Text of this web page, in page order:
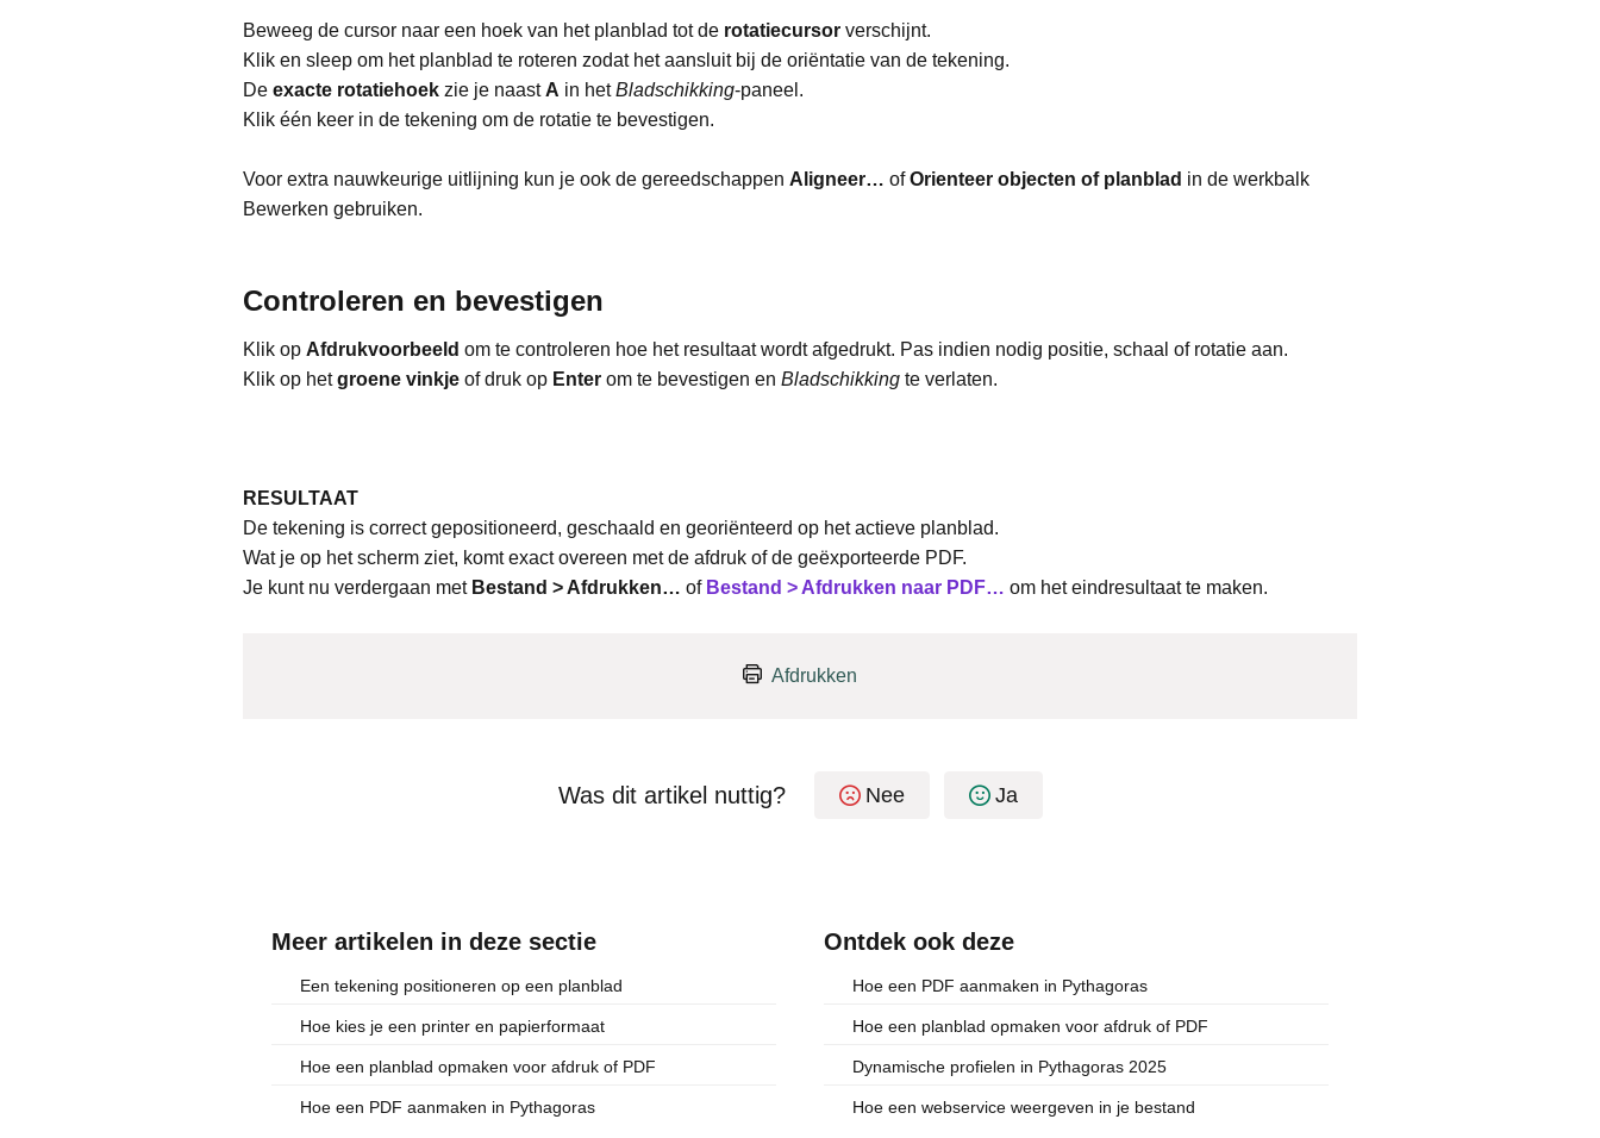
Beweeg de cursor naar een hoek van het planblad tot de rotatiecursor verschijnt.
Klik en sleep om het planblad te roteren zodat het aansluit bij de oriëntatie van de tekening.
De exacte rotatiehoek zie je naast A in hetBladschikking-paneel.
Klik één keer in de tekening om de rotatie te bevestigen.
Voor extra nauwkeurige uitlijning kun je ook de gereedschappen Aligneer… ofOrienteer objecten of planblad in de werkbalk
Bewerken gebruiken.
Controleren en bevestigen
Klik op Afdrukvoorbeeld om te controleren hoe het resultaat wordt afgedrukt. Pas indien nodig positie, schaal of rotatie aan.
Klik op hetgroene vinkje of druk op Enter om te bevestigen en Bladschikking te verlaten.
RESULTAAT
De tekening is correct gepositioneerd, geschaald en georiënteerd op het actieve planblad.
Wat je op het scherm ziet, komt exact overeen met de afdruk of de geëxporteerde PDF.
Je kunt nu verdergaan met Bestand > Afdrukken… of Bestand > Afdrukken naar PDF… om het eindresultaat te maken.
Afdrukken
Was dit artikel nuttig? Nee Ja
Meer artikelen in deze sectie
Een tekening positioneren op een planblad
Hoe kies je een printer en papierformaat
Hoe een planblad opmaken voor afdruk of PDF
Hoe een PDF aanmaken in Pythagoras
Ontdek ook deze
Hoe een PDF aanmaken in Pythagoras
Hoe een planblad opmaken voor afdruk of PDF
Dynamische profielen in Pythagoras 2025
Hoe een webservice weergeven in je bestand